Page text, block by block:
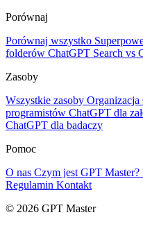
Porównaj
Porównaj wszystko
folderów ChatGPT Search vs
Zasoby
Wszystkie zasoby Organizacja
programistów ChatGPT dla
ChatGPT dla badaczy
Pomoc
O nas Czym jest GPT Master?
Regulamin Kontakt
© 2026 GPT Master